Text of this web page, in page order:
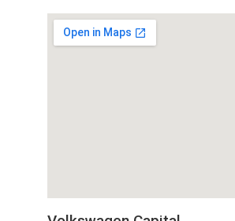
Tại Volkswagen Capital, khách hàng luôn
tình trạng xe, các hạng mục cần sửa chữa
chất lượng với mức giá hợp lý, giúp bạn tiết